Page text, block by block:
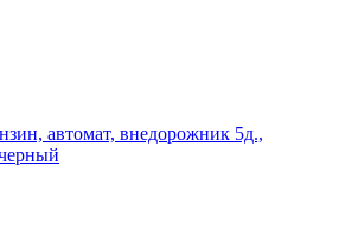
автомат, внедорожник 5д.,